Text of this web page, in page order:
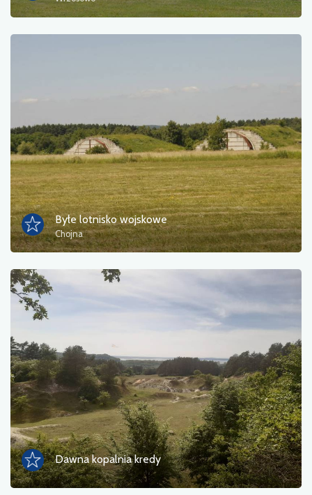
Byłe lotnisko wojskowe
Chojna
Dawna kopalnia kredy
Пором
Магазин і велосипедний сервіс
спорт і відпочинок
вода
Пам'ятник
Історичні церкви
Фотографії
Інший
сортувати